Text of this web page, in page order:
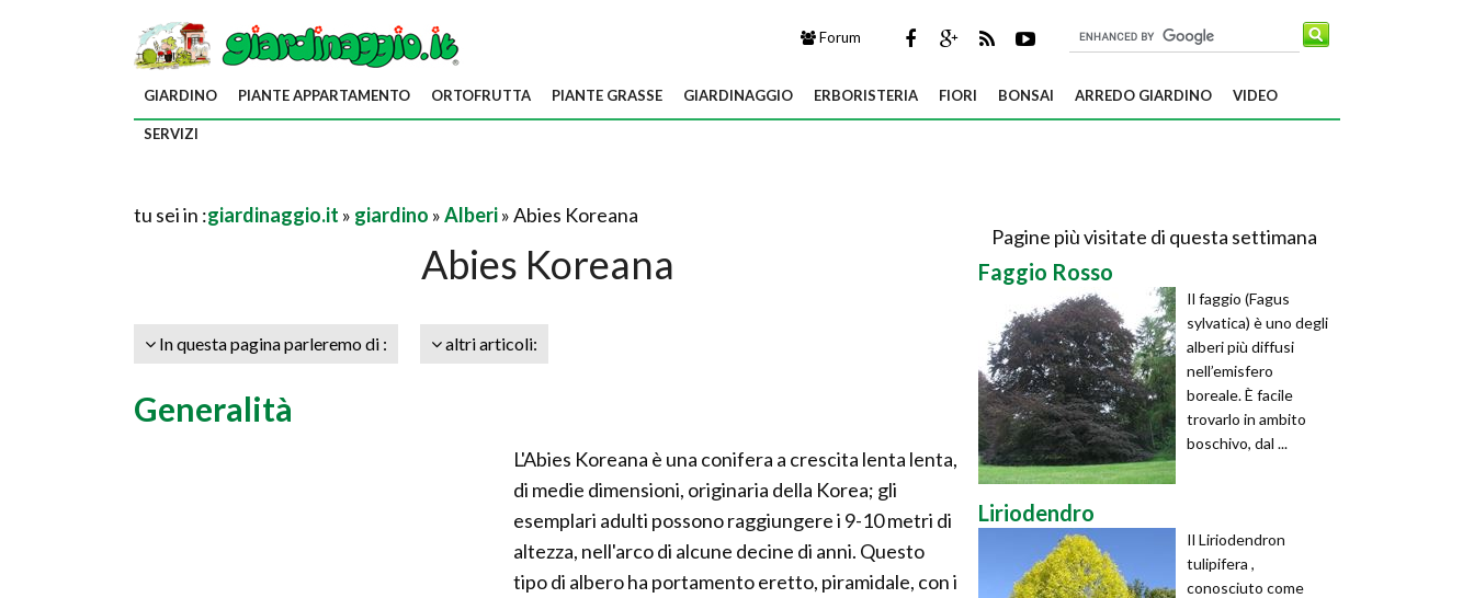
Forum
GIARDINO PIANTE APPARTAMENTO ORTOFRUTTA PIANTE GRASSE GIARDINAGGIO ERBORISTERIA FIORI BONSAI ARREDO GIARDINO VIDEO
SERVIZI
tu sei in :giardinaggio.it » giardino »Alberi» Abies Koreana
Abies Koreana
In questa pagina parleremo di : altri articoli:
Generalità
L'Abies Koreana è una conifera a crescita lenta lenta,
di medie dimensioni, originaria della Korea; gli
esemplari adulti possono raggiungere i 9-10 metri di
altezza, nell'arco di alcune decine di anni. Questo
tipo di albero ha portamento eretto, piramidale, con i
Pagine più visitate di questa settimana
Faggio Rosso
Il faggio (Fagus
sylvatica) è uno degli
alberi più diffusi
nell’emisfero
boreale. È facile
trovarlo in ambito
boschivo, dal ...
Liriodendro
Il Liriodendron
tulipifera ,
conosciuto come